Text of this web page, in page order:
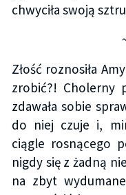
chwyciła swoją
Złość roznosiła
zrobić?! Cholerny
zdawała sobie
do niej czuje i,
ciągle rosnącego
nigdy się z żadną
na zbyt